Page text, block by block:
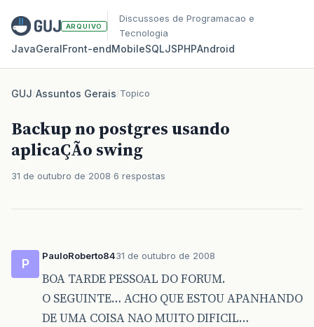
ARQUIVO
Discussoes de Programacao e
Tecnologia
JavaGeralFront‑endMobileSQLJSPHPAndroid
GUJ/Assuntos Gerais/Topico
Backup no postgres usando
aplicaÇÃo swing
31 de outubro de 2008 6 respostas
P
PauloRoberto8431 de outubro de 2008
BOA TARDE PESSOAL DO FORUM.
O SEGUINTE… ACHO QUE ESTOU APANHANDO
DE UMA COISA NAO MUITO DIFICIL…